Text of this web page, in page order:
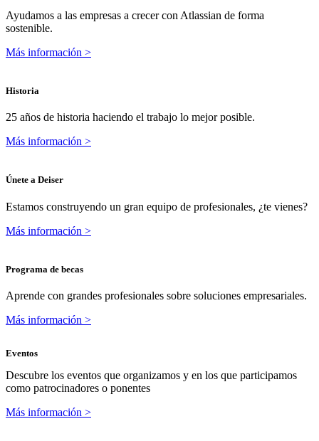
Ayudamos a las empresas a crecer con Atlassian de forma
sostenible.
Más información >
Historia
25 años de historia haciendo el trabajo lo mejor posible.
Más información >
Únete a Deiser
Estamos construyendo un gran equipo de profesionales, ¿te vienes?
Más información >
Programa de becas
Aprende con grandes profesionales sobre soluciones empresariales.
Más información >
Eventos
Descubre los eventos que organizamos y en los que participamos
como patrocinadores o ponentes
Más información >